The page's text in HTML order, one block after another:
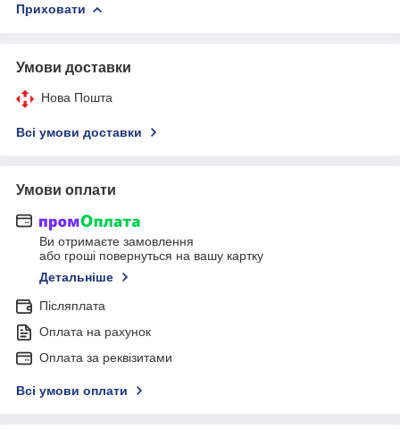
Приховати
Умови доставки
Нова Пошта
Всі умови доставки
Умови оплати
Ви отримаєте замовлення
або гроші повернуться на вашу картку
Детальніше
Післяплата
Оплата на рахунок
Оплата за реквізитами
Всі умови оплати